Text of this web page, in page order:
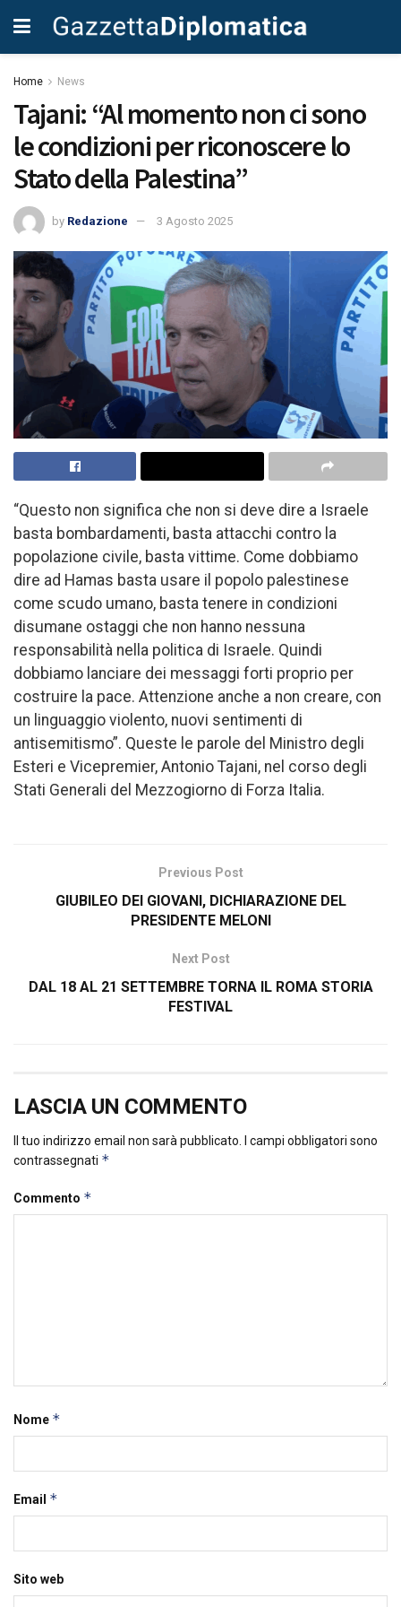
Home News
Tajani: “Al momento non ci sono
le condizioni per riconoscere lo
Stato della Palestina”
by Redazione 3 Agosto 2025
“Questo non significa che non si deve dire a Israele
basta bombardamenti, basta attacchi contro la
popolazione civile, basta vittime. Come dobbiamo
dire ad Hamas basta usare il popolo palestinese
come scudo umano, basta tenere in condizioni
disumane ostaggi che non hanno nessuna
responsabilità nella politica di Israele. Quindi
dobbiamo lanciare dei messaggi forti proprio per
costruire la pace. Attenzione anche a non creare, con
un linguaggio violento, nuovi sentimenti di
antisemitismo”. Queste le parole del Ministro degli
Esteri e Vicepremier, Antonio Tajani, nel corso degli
Stati Generali del Mezzogiorno di Forza Italia.
Previous Post
GIUBILEO DEI GIOVANI, DICHIARAZIONE DEL
PRESIDENTE MELONI
Next Post
DAL 18 AL 21 SETTEMBRE TORNA IL ROMA STORIA
FESTIVAL
LASCIA UN COMMENTO
Il tuo indirizzo email non sarà pubblicato.
I campi obbligatori sono
contrassegnati *
Commento *
Nome *
Email *
Sito web